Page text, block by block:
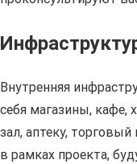
Внутренняя
себя магазины, кафе,
зал, аптеку,
в рамках проекта,